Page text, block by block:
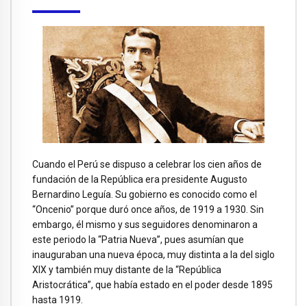
Cuando el Perú se dispuso a celebrar los cien años de
fundación de la República era presidente Augusto
Bernardino Leguía. Su gobierno es conocido como el
“Oncenio” porque duró once años, de 1919 a 1930. Sin
embargo, él mismo y sus seguidores denominaron a
este periodo la “Patria Nueva”, pues asumían que
inauguraban una nueva época, muy distinta a la del siglo
XIX y también muy distante de la “República
Aristocrática”, que había estado en el poder desde 1895
hasta 1919.